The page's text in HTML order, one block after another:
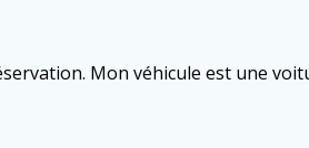
Mon véhicule est une